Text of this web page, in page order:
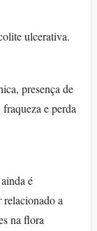
ulcerativa.
presença de
e perda
é
relacionado a
na flora